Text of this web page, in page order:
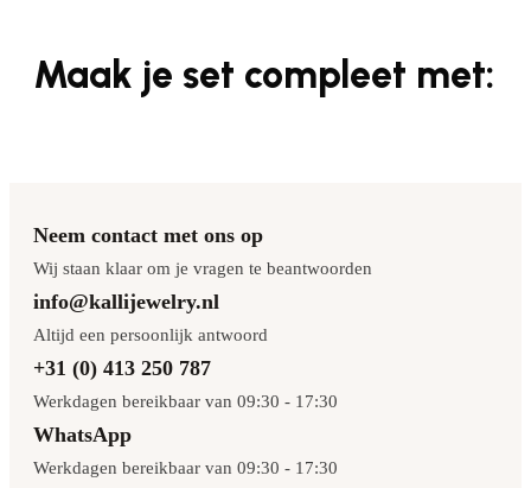
Maak je set compleet met:
Neem contact met ons op
Wij staan klaar om je vragen te beantwoorden
info@kallijewelry.nl
Altijd een persoonlijk antwoord
+31 (0) 413 250 787
Werkdagen bereikbaar van 09:30 - 17:30
WhatsApp
Werkdagen bereikbaar van 09:30 - 17:30